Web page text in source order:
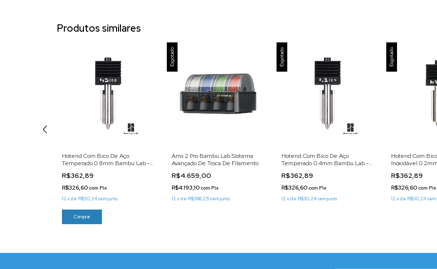
Produtos similares
Hotend Com Bico De Aço
Temperado 0.8mm Bambu Lab -
R$362,89
R$326,60 com Pix
12 xde R$30,24sem juros
Esgotado
Ams 2 Pro Bambu Lab Sistema
Avançado De Troca De Filamento
R$4.659,00
R$4.193,10 com Pix
12 xde R$388,25 sem juros
Esgotado
Hotend Com Bico De Aço
Temperado 0.4mm Bambu Lab -
R$362,89
R$326,60 com Pix
12 xde R$30,24sem juros
Esgotado
Hotend Com
Inoxidável
R$362,89
R$326,60 com Pix
12 xde R$30,24sem